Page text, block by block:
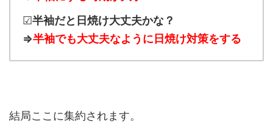
☑半袖だと日焼け大丈夫かな？
⇒半袖でも大丈夫なように日焼け対策をする
結局ここに集約されます。